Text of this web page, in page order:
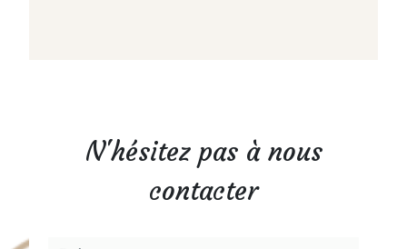
N'hésitez pas à nous
contacter